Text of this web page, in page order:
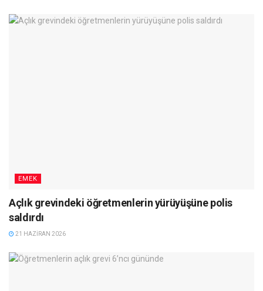
EMEK
Açlık grevindeki öğretmenlerin yürüyüşüne polis
saldırdı
21 HAZIRAN 2026